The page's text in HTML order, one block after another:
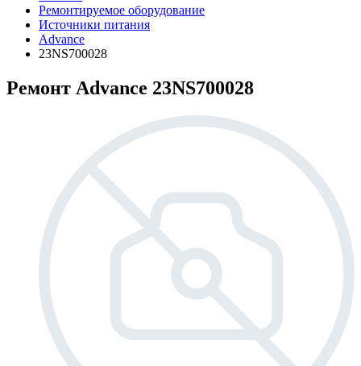
Ремонтируемое оборудование
Источники питания
Advance
23NS700028
Ремонт Advance 23NS700028